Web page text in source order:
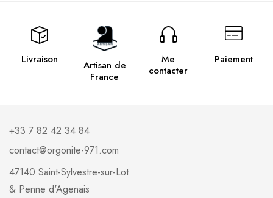
Livraison
Artisan de
France
Me
contacter
Paiement
+33 7 82 42 34 84
contact@orgonite-971.com
47140 Saint-Sylvestre-sur-Lot
& Penne d'Agenais